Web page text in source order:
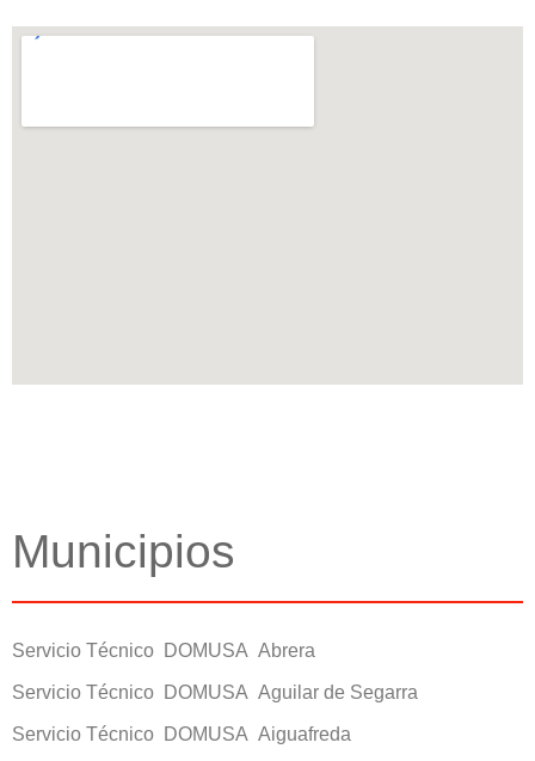
Municipios
Servicio Técnico DOMUSA Abrera
Servicio Técnico DOMUSA Aguilar de Segarra
Servicio Técnico DOMUSA Aiguafreda